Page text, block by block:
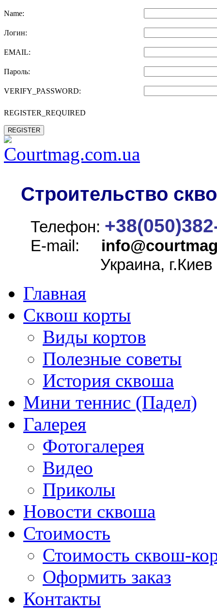
Name:
Логин:
EMAIL:
Пароль:
VERIFY_PASSWORD:
REGISTER_REQUIRED
REGISTER
Строительство
Телефон:
E-mail: info@
Украина, г.Киев
Главная
Сквош корты
Виды кортов
Полезные советы
История сквоша
Мини теннис (Падел)
Галерея
Фотогалерея
Видео
Приколы
Новости сквоша
Стоимость
Стоимость сквош-
Оформить заказ
Контакты